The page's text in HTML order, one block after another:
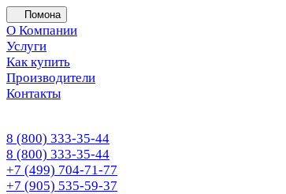
Помона
О Компании
Услуги
Как купить
Производители
Контакты
8 (800) 333-35-44
8 (800) 333-35-44
+7 (499) 704-71-77
+7 (905) 535-59-37